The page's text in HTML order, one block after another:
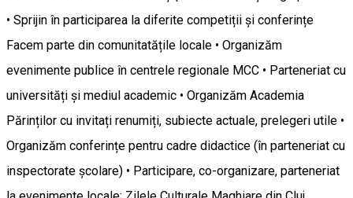
• Sprijin în participarea la diferite competiții și conferințe
Facem parte din comunitatățile locale • Organizăm
evenimente publice în centrele regionale MCC • Parteneriat cu
universități și mediul academic • Organizăm Academia
Părinților cu invitați renumiți, subiecte actuale, prelegeri utile •
Organizăm conferințe pentru cadre didactice (în parteneriat cu
inspectorate școlare) • Participare, co-organizare, parteneriat